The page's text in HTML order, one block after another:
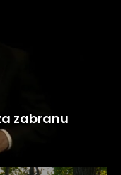
zabranu